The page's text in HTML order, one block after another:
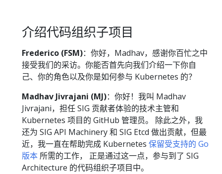
介绍代码组织子项目
Frederico (FSM)：你好，Madhav，感谢你百忙之中
接受我们的采访。你能否首先向我们介绍一下你自
己、你的角色以及你是如何参与 Kubernetes 的？
Madhav Jivrajani (MJ)：你好！我叫 Madhav
Jivrajani，担任 SIG 贡献者体验的技术主管和
Kubernetes 项目的 GitHub 管理员。 除此之外，我
还为 SIG API Machinery 和 SIG Etcd 做出贡献，但最
近，我一直在帮助完成 Kubernetes 保留受支持的 Go
版本 所需的工作， 正是通过这一点，参与到了 SIG
Architecture 的代码组织子项目中。